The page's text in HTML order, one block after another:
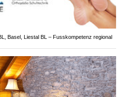
Basel, Liestal BL – Fusskompetenz regional